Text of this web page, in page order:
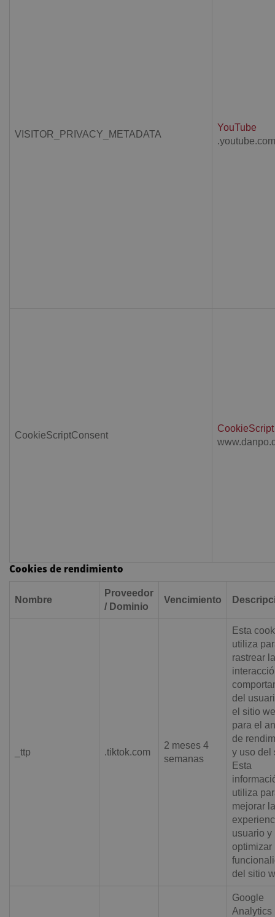
VISITOR_PRIVACY_METADATA
YouTube
.youtube.com
CookieScriptConsent
CookieScript
Cookies de rendimiento
Nombre
Proveedor
/ Dominio
Vencimiento
_ttp .tiktok.com
2 meses 4
semanas
Esta
utiliza
rastrear la
del
el sitio
para el
de
y uso del
Esta
utiliza
mejorar la
usuario y
optimizar
del sitio
Google
Analytics